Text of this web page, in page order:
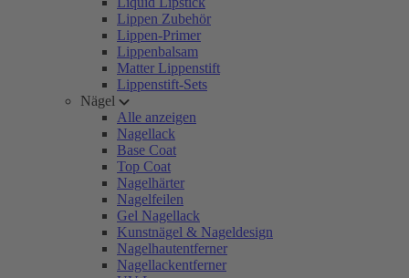
Lippen Zubehör
Lippen-Primer
Lippenbalsam
Matter Lippenstift
Lippenstift-Sets
Nägel
Alle anzeigen
Nagellack
Base Coat
Top Coat
Nagelhärter
Nagelfeilen
Gel Nagellack
Kunstnägel & Nageldesign
Nagelhautentferner
Nagellackentferner